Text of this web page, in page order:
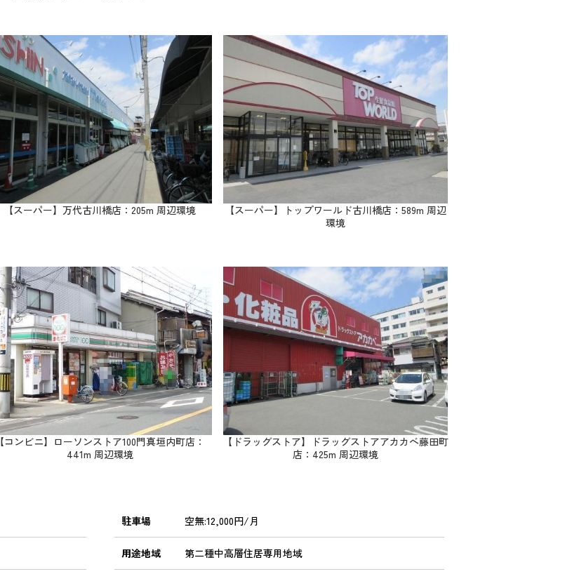
【スーパー】万代古川橋店：205m 周辺環境
【スーパー】トップワールド古川橋店：589m 周辺
環境
【コンビニ】ローソンストア100門真垣内町店：
441m 周辺環境
【ドラッグストア】ドラッグストアアカカベ藤田町
店：425m 周辺環境
駐車場 空無:12,000円/月
用途地域 第二種中高層住居専用地域